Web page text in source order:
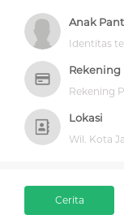
Anak
Identitas
Rekening
Rekening
Lokasi
Wil. Kota
Cerita